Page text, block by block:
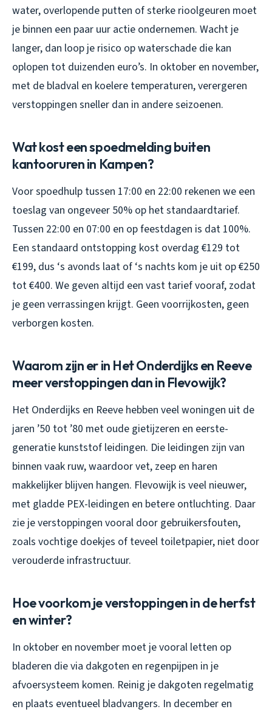
water, overlopende putten of sterke rioolgeuren moet
je binnen een paar uur actie ondernemen. Wacht je
langer, dan loop je risico op waterschade die kan
oplopen tot duizenden euro’s. In oktober en november,
met de bladval en koelere temperaturen, verergeren
verstoppingen sneller dan in andere seizoenen.
Wat kost een spoedmelding buiten
kantooruren in Kampen?
Voor spoedhulp tussen 17:00 en 22:00 rekenen we een
toeslag van ongeveer 50% op het standaardtarief.
Tussen 22:00 en 07:00 en op feestdagen is dat 100%.
Een standaard ontstopping kost overdag €129 tot
€199, dus ‘s avonds laat of ‘s nachts kom je uit op €250
tot €400. We geven altijd een vast tarief vooraf, zodat
je geen verrassingen krijgt. Geen voorrijkosten, geen
verborgen kosten.
Waarom zijn er in Het Onderdijks en Reeve
meer verstoppingen dan in Flevowijk?
Het Onderdijks en Reeve hebben veel woningen uit de
jaren ’50 tot ’80 met oude gietijzeren en eerste-
generatie kunststof leidingen. Die leidingen zijn van
binnen vaak ruw, waardoor vet, zeep en haren
makkelijker blijven hangen. Flevowijk is veel nieuwer,
met gladde PEX-leidingen en betere ontluchting. Daar
zie je verstoppingen vooral door gebruikersfouten,
zoals vochtige doekjes of teveel toiletpapier, niet door
verouderde infrastructuur.
Hoe voorkom je verstoppingen in de herfst
en winter?
In oktober en november moet je vooral letten op
bladeren die via dakgoten en regenpijpen in je
afvoersysteem komen. Reinig je dakgoten regelmatig
en plaats eventueel bladvangers. In december en